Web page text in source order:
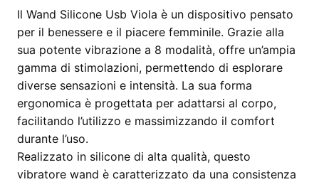
Il Wand Silicone Usb Viola è un dispositivo pensato
per il benessere e il piacere femminile. Grazie alla
sua potente vibrazione a 8 modalità, offre un’ampia
gamma di stimolazioni, permettendo di esplorare
diverse sensazioni e intensità. La sua forma
ergonomica è progettata per adattarsi al corpo,
facilitando l’utilizzo e massimizzando il comfort
durante l’uso.
Realizzato in silicone di alta qualità, questo
vibratore wand è caratterizzato da una consistenza